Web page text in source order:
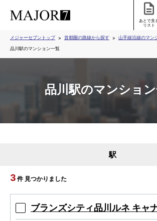
あとで見
リスト
メジャーセブントップ 首都圏の路線から探す
山手線沿線のマン
品川駅のマンション一覧
品川駅のマンショ
駅
3 件 見つかりました
ブランズシティ品川ルネ キャ